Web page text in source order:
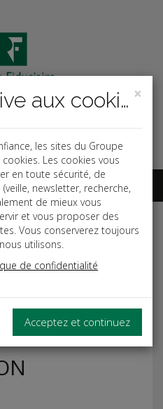
OK
abonnés
prud'hommes
×
Politique relative aux cookies
les sites du Groupe
Les cookies vous
en toute sécurité, de
newsletter, recherche,
de mieux vous
et vous proposer des
Vous conserverez toujours
utilisons.
de confidentialité
Acceptez et continuez